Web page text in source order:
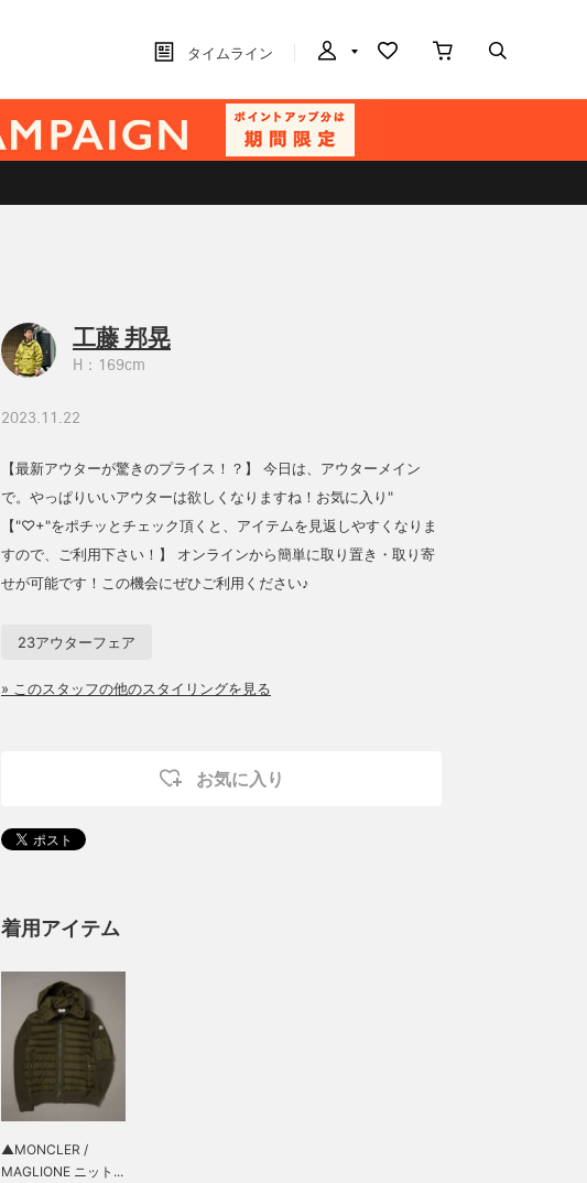
タイムライン
工藤 邦晃
H：169cm
2023.11.22
【最新アウターが驚きのプライス！？】 今日は、アウターメイン
で。やっぱりいいアウターは欲しくなりますね！お気に入り"
【"♡+"をポチッとチェック頂くと、アイテムを見返しやすくなりま
すので、ご利用下さい！】 オンラインから簡単に取り置き・取り寄
せが可能です！この機会にぜひご利用ください♪
23アウターフェア
» このスタッフの他のスタイリングを見る
お気に入り
着用アイテム
▲MONCLER /
MAGLIONE ニット...